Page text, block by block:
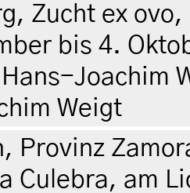
Zucht ex
bis 4.
Hans-Joachim
Weigt
Provinz
Culebra, am